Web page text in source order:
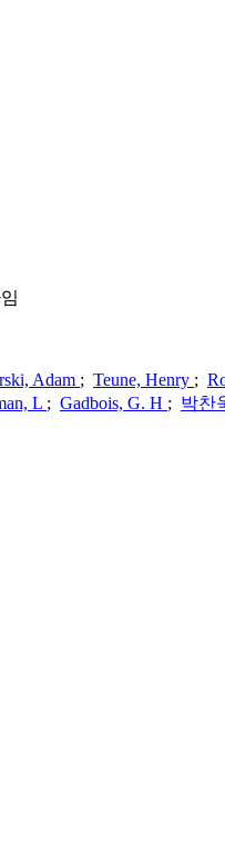
Adam ; Teune, Henry ;
L ; Gadbois, G. H ; 박찬